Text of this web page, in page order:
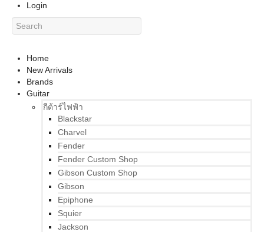
Login
Home
New Arrivals
Brands
Guitar
กีต้าร์ไฟฟ้า
Blackstar
Charvel
Fender
Fender Custom Shop
Gibson Custom Shop
Gibson
Epiphone
Squier
Jackson